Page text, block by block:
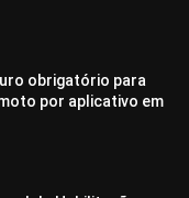
obrigatório para
por aplicativo em